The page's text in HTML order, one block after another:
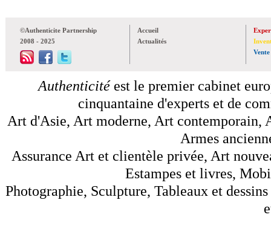
©Authenticite Partnership
2008 - 2025
Accueil
Actualités
Vente
Authenticitéest le premier cabinet
cinquantaine d'experts et de
Art d'Asie, Art moderne, Art contemporain,
Armes
Assurance Art et clientèle privée, Art
Estampes et livres,
Photographie, Sculpture, Tableaux et